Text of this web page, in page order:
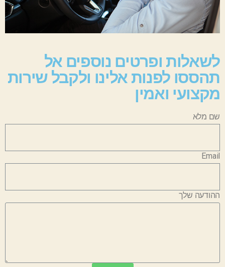
לשאלות ופרטים נוספים אל
תהססו לפנות אלינו ולקבל שירות
מקצועי ואמין
שם מלא
Email
ההודעה שלך